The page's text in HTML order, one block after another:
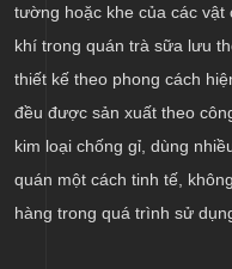
tường hoặc khe của các
khí trong quán trà sữa lưu
thiết kế theo phong cách
đều được sản xuất theo
kim loại chống gỉ, dùng
quán một cách tinh tế,
hàng trong quá trình sử